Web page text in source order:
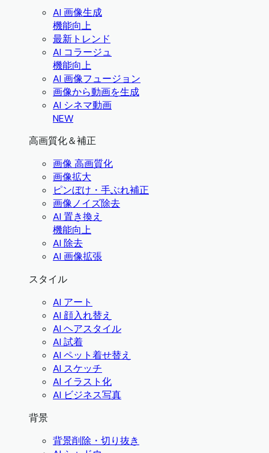
AI 画像生成
機能向上
最新トレンド
AI コラージュ
機能向上
AI 画像フュージョン
画像から動画を生成
AI シネマ動画
NEW
高画質化＆補正
画像 高画質化
画像拡大
ピンぼけ・手ぶれ補正
画像ノイズ除去
AI 置き換え
機能向上
AI 除去
AI 画像拡張
スタイル
AI アート
AI 顔入れ替え
AI ヘアスタイル
AI 試着
AI ペット着せ替え
AI スケッチ
AI イラスト化
AI ビジネス写真
背景
背景削除・切り抜き